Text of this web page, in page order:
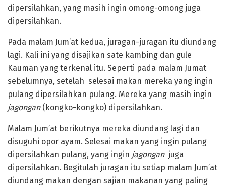
dipersilahkan, yang masih ingin omong-omong juga
dipersilahkan.
Pada malam Jum’at kedua, juragan-juragan itu diundang
lagi. Kali ini yang disajikan sate kambing dan gule
Kauman yang terkenal itu. Seperti pada malam Jumat
sebelumnya, setelah selesai makan mereka yang ingin
pulang dipersilahkan pulang. Mereka yang masih ingin
jagongan(kongko-kongko) dipersilahkan.
Malam Jum’at berikutnya mereka diundang lagi dan
disuguhi opor ayam. Selesai makan yang ingin pulang
dipersilahkan pulang, yang ingin jagongan juga
dipersilahkan. Begitulah juragan itu setiap malam Jum’at
diundang makan dengan sajian makanan yang paling